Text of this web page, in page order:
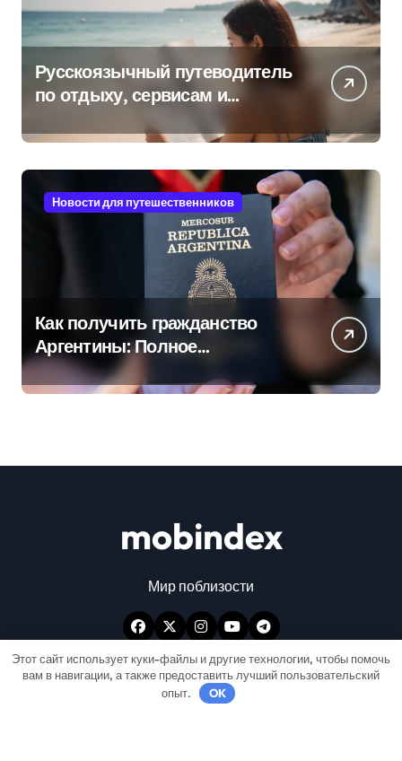
Русскоязычный путеводитель
по отдыху, сервисам и
Восточной Азии
Новости для путешественников
Как получить гражданство
Аргентины: Полное
руководство
mobindex
Мир поблизости
Этот сайт использует куки-файлы и другие технологии, чтобы помочь
вам в навигации, а также предоставить лучший пользовательский
опыт.
OK